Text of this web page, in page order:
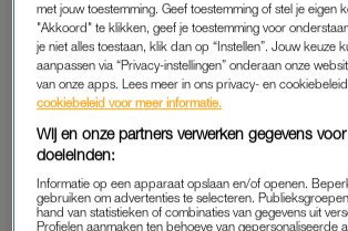
HEMA X FUGAZZI
Ter ere van het 100-jarig bestaan komt
edition-geur in samenwerking met het
parfumhuis. Het gaat om een flacon van 30
uiteraard, een unisexgeur. De geur bestaat
fruitige, kruidige en houtachtige noten,
bergamot, saffraan en sandelhout.
met jouw toestemming. Geef toestemming of stel je eigen
"Akkoord" te klikken, geef je toestemming voor
je niet alles toestaan, klik dan op “Instellen”. Jouw keuze
aanpassen via “Privacy-instellingen” onderaan onze
van onze apps. Lees meer in ons privacy- en
cookiebeleid voor meer informatie.
Wij en onze partners verwerken gegevens
doeleinden:
Informatie op een apparaat opslaan en/of openen.
gebruiken om advertenties te selecteren.
hand van statistieken of combinaties van gegevens uit
Profielen aanmaken ten behoeve van gepersonaliseerde